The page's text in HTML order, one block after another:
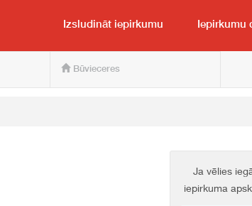
un pārdevējam
Izsludināt iepirkumu Iepirkumu
Būvieceres
Ja vēlies
iepirkuma